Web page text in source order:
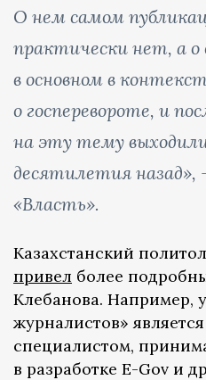
О нем самом
практически нет, а о
в основном в
о госперевороте, и
на эту тему
десятилетия назад»,
«Власть».
Казахстанский
привел более
Клебанова. Например,
журналистов»
специалистом,
в разработке E-Gov и